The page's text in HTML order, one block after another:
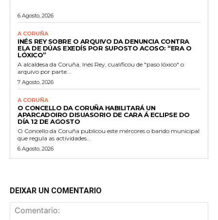
6 Agosto, 2026
A CORUÑA
INÉS REY SOBRE O ARQUIVO DA DENUNCIA CONTRA
ELA DE DÚAS EXEDÍS POR SUPOSTO ACOSO: “ERA O
LÓXICO”
A alcaldesa da Coruña, Inés Rey, cualificou de "paso lóxico" o
arquivo por parte...
7 Agosto, 2026
A CORUÑA
O CONCELLO DA CORUÑA HABILITARÁ UN
APARCADOIRO DISUASORIO DE CARA Á ECLIPSE DO
DÍA 12 DE AGOSTO
O Concello da Coruña publicou este mércores o bando municipal
que regula as actividades...
6 Agosto, 2026
DEIXAR UN COMENTARIO